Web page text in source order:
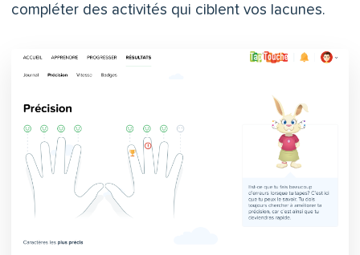
compléter des activités qui ciblent vos lacunes.